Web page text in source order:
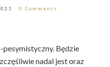
0 Comments
Będzie
nadal jest oraz